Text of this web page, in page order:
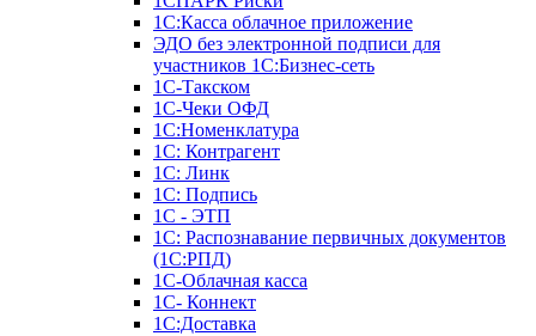
1С:Касса облачное приложение
ЭДО без электронной подписи для
участников 1С:Бизнес-сеть
1С-Такском
1С-Чеки ОФД
1С:Номенклатура
1С: Контрагент
1С: Линк
1С: Подпись
1С - ЭТП
1С: Распознавание первичных документов
(1С:РПД)
1С-Облачная касса
1С- Коннект
1С:Доставка